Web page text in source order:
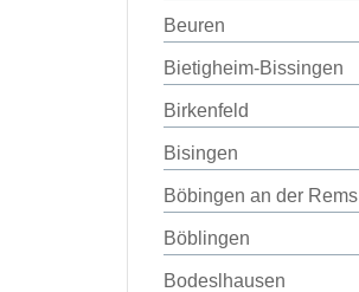
Beuren
Bietigheim-Bissingen
Birkenfeld
Bisingen
Böbingen an der Rems
Böblingen
Bodeslhausen